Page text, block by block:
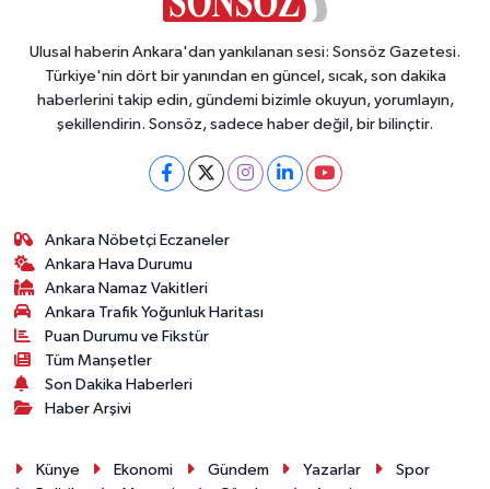
Ulusal haberin Ankara'dan yankılanan sesi: Sonsöz Gazetesi.
Türkiye'nin dört bir yanından en güncel, sıcak, son dakika
haberlerini takip edin, gündemi bizimle okuyun, yorumlayın,
şekillendirin. Sonsöz, sadece haber değil, bir bilinçtir.
Ankara Nöbetçi Eczaneler
Ankara Hava Durumu
Ankara Namaz Vakitleri
Ankara Trafik Yoğunluk Haritası
Puan Durumu ve Fikstür
Tüm Manşetler
Son Dakika Haberleri
Haber Arşivi
Künye Ekonomi Gündem Yazarlar
Spor